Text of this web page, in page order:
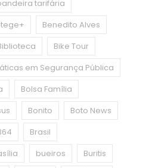
tarifária
Benedito Alves
Bike Tour
em Segurança Pública
Bolsa Família
Bonito
Boto News
Brasil
bueiros
Buritis